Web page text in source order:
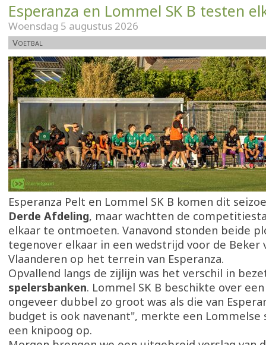
Esperanza en Lommel SK B testen
Woensdag 5 augustus 2026
Voetbal
Esperanza Pelt en Lommel SK B komen dit
Derde Afdeling, maar wachtten de
elkaar te ontmoeten. Vanavond stonden beide
tegenover elkaar in een wedstrijd voor de Beker
Vlaanderen op het terrein van Esperanza.
Opvallend langs de zijlijn was het verschil in
spelersbanken. Lommel SK B beschikte over
ongeveer dubbel zo groot was als die van
budget is ook navenant", merkte een
een knipoog op.